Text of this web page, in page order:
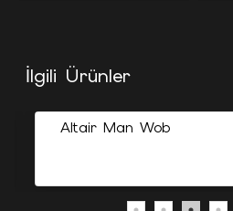
İlgili Ürünler
Altair Man Wob